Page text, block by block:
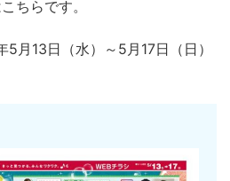
ちらです。
月13日（水）～5月17日（日）